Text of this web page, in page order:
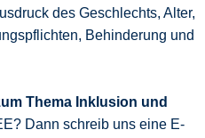
des Geschlechts, Alter,
Behinderung und
Thema Inklusion und
Dann schreib uns eine E-